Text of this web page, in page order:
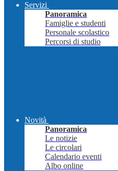
Servizi
Panoramica
Famiglie e studenti
Personale scolastico
Percorsi di studio
Novità
Panoramica
Le notizie
Le circolari
Calendario eventi
Albo online